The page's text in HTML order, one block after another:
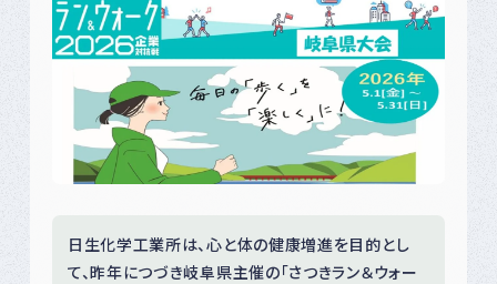
日生化学工業所は、心と体の健康増進を目的とし
て、昨年につづき岐阜県主催の「さつきラン＆ウォー